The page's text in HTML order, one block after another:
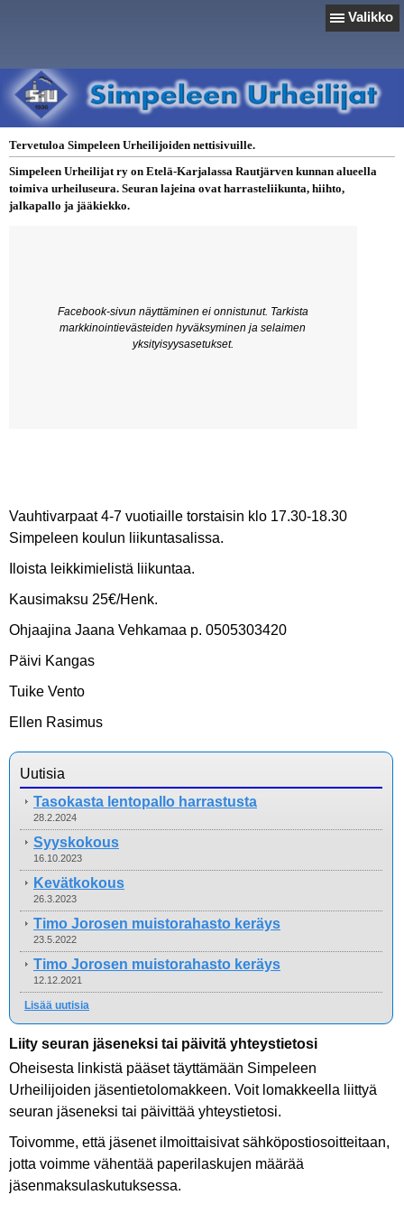
Valikko
Tervetuloa Simpeleen Urheilijoiden nettisivuille.
Simpeleen Urheilijat ry on Etelä-Karjalassa Rautjärven kunnan alueella
toimiva urheiluseura. Seuran lajeina ovat harrasteliikunta, hiihto,
jalkapallo ja jääkiekko.
Facebook-sivun näyttäminen ei onnistunut. Tarkista
markkinointievästeiden hyväksyminen ja selaimen
yksityisyysasetukset.
Vauhtivarpaat 4-7 vuotiaille torstaisin klo 17.30-18.30
Simpeleen koulun liikuntasalissa.
Iloista leikkimielistä liikuntaa.
Kausimaksu 25€/Henk.
Ohjaajina Jaana Vehkamaa p. 0505303420
Päivi Kangas
Tuike Vento
Ellen Rasimus
Uutisia
Tasokasta lentopallo harrastusta
28.2.2024
Syyskokous
16.10.2023
Kevätkokous
26.3.2023
Timo Jorosen muistorahasto keräys
23.5.2022
Timo Jorosen muistorahasto keräys
12.12.2021
Lisää uutisia
Liity seuran jäseneksi tai päivitä yhteystietosi
Oheisesta linkistä pääset täyttämään Simpeleen
Urheilijoiden jäsentietolomakkeen. Voit lomakkeella liittyä
seuran jäseneksi tai päivittää yhteystietosi.
Toivomme, että jäsenet ilmoittaisivat sähköpostiosoitteitaan,
jotta voimme vähentää paperilaskujen määrää
jäsenmaksulaskutuksessa.